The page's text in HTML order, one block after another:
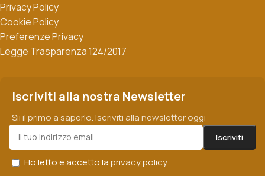
Privacy Policy
Cookie Policy
Preferenze Privacy
Legge Trasparenza 124/2017
Iscriviti alla nostra Newsletter
Sii il primo a saperlo. Iscriviti alla newsletter oggi
Ho letto e accetto laprivacy policy